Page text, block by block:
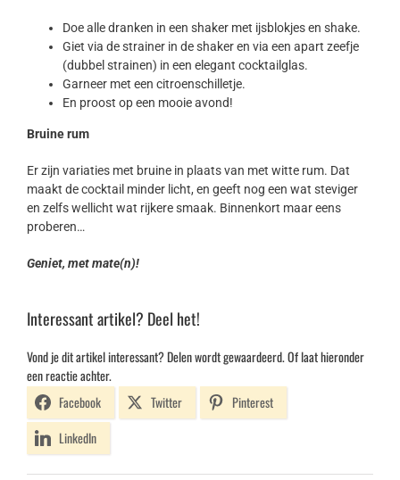
Doe alle dranken in een shaker met ijsblokjes en shake.
Giet via de strainer in de shaker en via een apart zeefje
(dubbel strainen) in een elegant cocktailglas.
Garneer met een citroenschilletje.
En proost op een mooie avond!
Bruine rum
Er zijn variaties met bruine in plaats van met witte rum. Dat
maakt de cocktail minder licht, en geeft nog een wat steviger
en zelfs wellicht wat rijkere smaak. Binnenkort maar eens
proberen…
Geniet, met mate(n)!
Interessant artikel? Deel het!
Vond je dit artikel interessant? Delen wordt gewaardeerd. Of laat hieronder
een reactie achter.
Facebook
Twitter
Pinterest
LinkedIn